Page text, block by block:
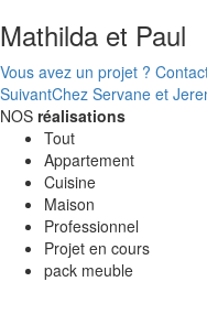
Mathilda et Paul
Vous avez un projet ?
SuivantChez Servane et
NOS réalisations
Tout
Appartement
Cuisine
Maison
Professionnel
Projet en cours
pack meuble